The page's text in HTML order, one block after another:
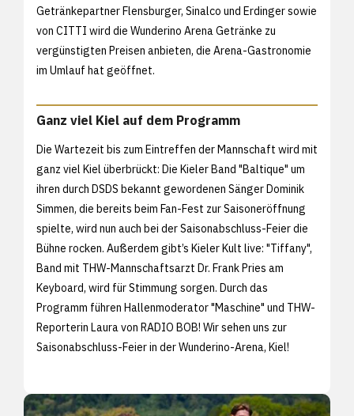
Getränkepartner Flensburger, Sinalco und Erdinger sowie
von CITTI wird die Wunderino Arena Getränke zu
vergünstigten Preisen anbieten, die Arena-Gastronomie
im Umlauf hat geöffnet.
Ganz viel Kiel auf dem Programm
Die Wartezeit bis zum Eintreffen der Mannschaft wird mit
ganz viel Kiel überbrückt: Die Kieler Band "Baltique" um
ihren durch DSDS bekannt gewordenen Sänger Dominik
Simmen, die bereits beim Fan-Fest zur Saisoneröffnung
spielte, wird nun auch bei der Saisonabschluss-Feier die
Bühne rocken. Außerdem gibt’s Kieler Kult live: "Tiffany",
Band mit THW-Mannschaftsarzt Dr. Frank Pries am
Keyboard, wird für Stimmung sorgen. Durch das
Programm führen Hallenmoderator "Maschine" und THW-
Reporterin Laura von RADIO BOB! Wir sehen uns zur
Saisonabschluss-Feier in der Wunderino-Arena, Kiel!